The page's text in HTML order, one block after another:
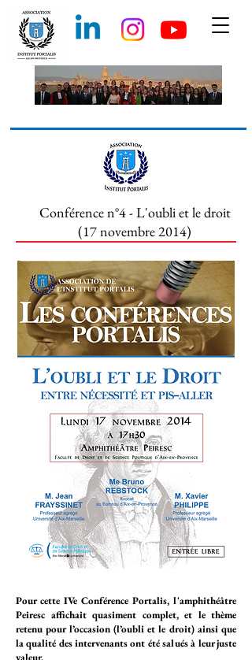
Conférence n°4 - L'oubli et le droit
(17 novembre 2014)
Pour cette IVe Conférence Portalis, l'amphithéâtre
Peiresc affichait quasiment complet, et le thème
retenu pour l’occasion (l’oubli et le droit) ainsi que
la qualité des intervenants ont été salués à leur juste
valeur.